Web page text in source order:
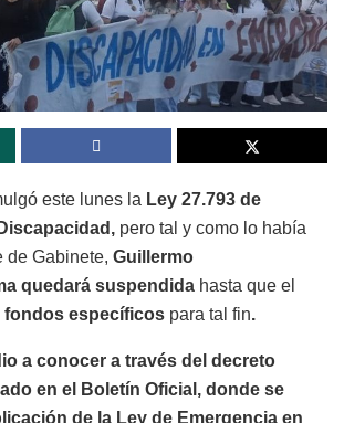
este lunes la Ley 27.793 de
pero tal y como lo había
de Gabinete, Guillermo
quedará suspendida hasta que el
fondos específicos para tal fin.
a conocer a través del decreto
en el Boletín Oficial, donde se
de la Ley de Emergencia en